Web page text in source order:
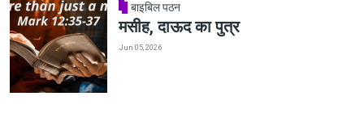
बाइबिल पठन
मसीह, दाऊद का पुत्र
Jun 05, 2026